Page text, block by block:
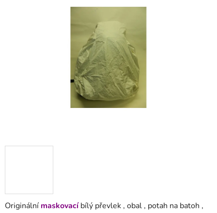
Originální maskovacíbílý převlek , obal , potah na batoh ,